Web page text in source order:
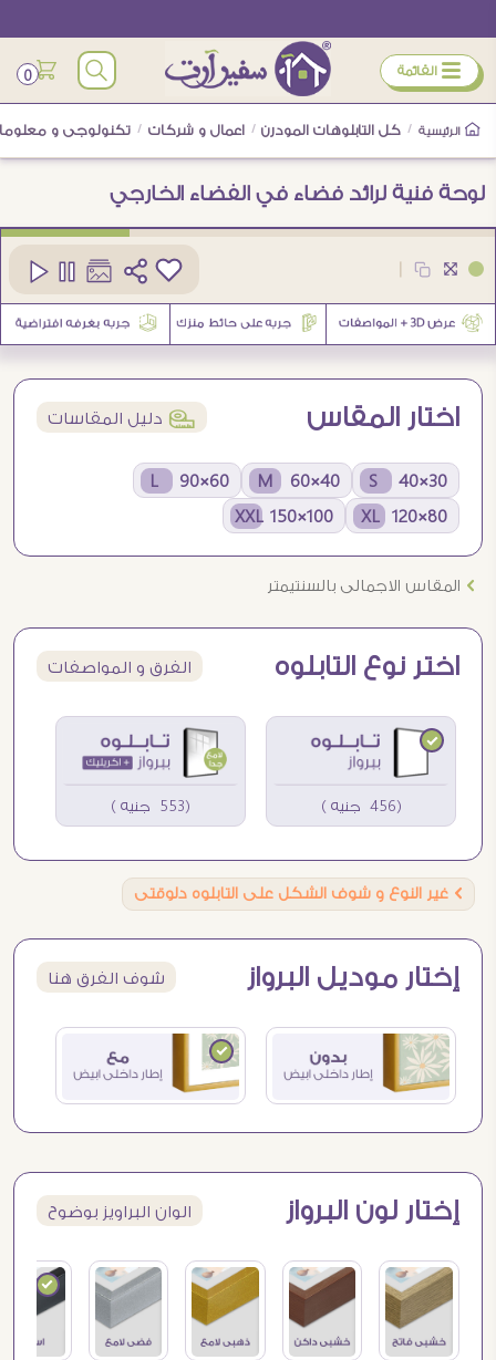
ÿ القائمة 0
الرئيسية / كل التابلوهات المودرن / اعمال و شركات / تكنولوجى و
لوحة فنية لرائد فضاء في الفضاء الخارجي
اختار المقاس í دليل المقاسات
30×40 S
40×60 M
60×90 L
80×120 XL
100×150 XXL
Ö المقاس الاجمالى بالسنتيمتر
اختر نوع التابلوه الفرق و المواصفات
(456 جنيه ) (553 جنيه )
Ö غير النوع و شوف الشكل على التابلوه دلوقتى
إختار موديل البرواز شوف الفرق هنا
إختار لون البرواز الوان البراويز بوضوح